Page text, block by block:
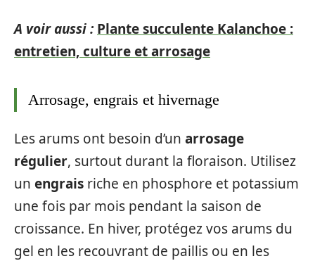
A voir aussi : Plante succulente Kalanchoe :
entretien, culture et arrosage
Arrosage, engrais et hivernage
Les arums ont besoin d’un arrosage
régulier, surtout durant la floraison. Utilisez
un engrais riche en phosphore et potassium
une fois par mois pendant la saison de
croissance. En hiver, protégez vos arums du
gel en les recouvrant de paillis ou en les